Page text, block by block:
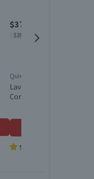
$3790
$2527 x lt
Quix
Lavalozas Quix Bio-Activos
Concentrado Recarga 1.5 L
5.0